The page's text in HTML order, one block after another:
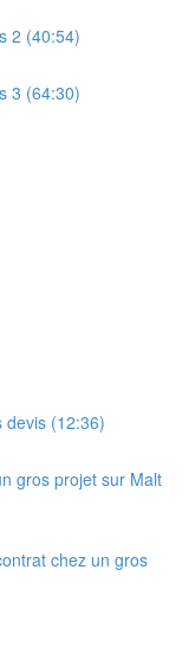
2 (40:54)
3 (64:30)
devis (12:36)
gros projet sur Malt
chez un gros